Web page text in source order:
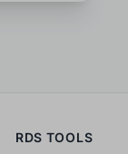
RDS TOOLS